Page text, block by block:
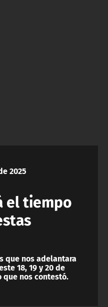
2025
el tiempo
que nos adelantara
18, 19 y 20 de
nos contestó.